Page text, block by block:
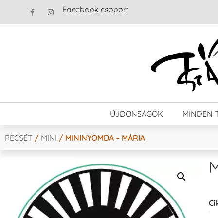
Facebook csoport
ÚJDONSÁGOK MINDEN
PECSÉT / MINI / MININYOMDA – MÁRIA